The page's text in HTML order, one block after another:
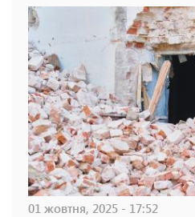
01 жовтня, 2025 - 17:52